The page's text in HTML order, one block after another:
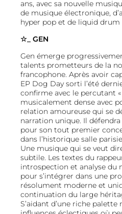
ans, avec sa nouvelle
de musique électronique,
hyper pop et de liquid drum
☆_ GEN
Gen émerge
talents prometteurs de la
francophone. Après avoir
EP Dog Day sorti l’été
confirme avec le percutant
musicalement dense avec
relation amoureuse qui se
narration unique. Il
pour son tout premier
dans l’historique salle
Une musique qui se veut
subtile. Les textes du
introspection et analyse du
pour s’intégrer dans une
résolument moderne et
continuation du large
S’aidant d’une riche